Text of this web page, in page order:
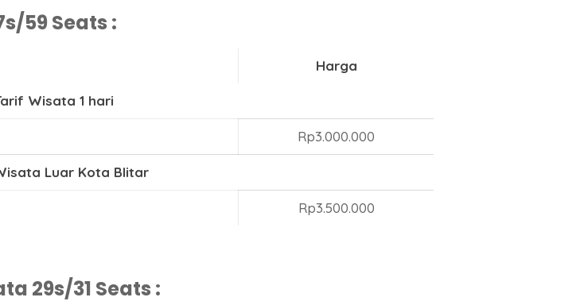
59 Seats :
Harga
Wisata 1 hari
Rp3.000.000
Luar Kota Blitar
Rp3.500.000
29s/31 Seats :